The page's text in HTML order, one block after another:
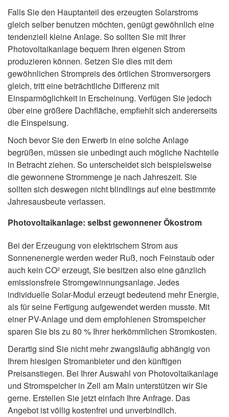
Falls Sie den Hauptanteil des erzeugten Solarstroms
gleich selber benutzen möchten, genügt gewöhnlich eine
tendenziell kleine Anlage. So sollten Sie mit Ihrer
Photovoltaikanlage bequem Ihren eigenen Strom
produzieren können. Setzen Sie dies mit dem
gewöhnlichen Strompreis des örtlichen Stromversorgers
gleich, tritt eine beträchtliche Differenz mit
Einsparmöglichkeit in Erscheinung. Verfügen Sie jedoch
über eine größere Dachfläche, empfiehlt sich andererseits
die Einspeisung.
Noch bevor Sie den Erwerb in eine solche Anlage
begrüßen, müssen sie unbedingt auch mögliche Nachteile
in Betracht ziehen. So unterscheidet sich beispielsweise
die gewonnene Strommenge je nach Jahreszeit. Sie
sollten sich deswegen nicht blindlings auf eine bestimmte
Jahresausbeute verlassen.
Photovoltaikanlage: selbst gewonnener Ökostrom
Bei der Erzeugung von elektrischem Strom aus
Sonnenenergie werden weder Ruß, noch Feinstaub oder
auch kein CO² erzeugt, Sie besitzen also eine gänzlich
emissionsfreie Stromgewinnungsanlage. Jedes
individuelle Solar-Modul erzeugt bedeutend mehr Energie,
als für seine Fertigung aufgewendet werden musste. Mit
einer PV-Anlage und dem empfohlenen Stromspeicher
sparen Sie bis zu 80 % Ihrer herkömmlichen Stromkosten.
Derartig sind Sie nicht mehr zwangsläufig abhängig von
Ihrem hiesigen Stromanbieter und den künftigen
Preisanstiegen. Bei Ihrer Auswahl von Photovoltaikanlage
und Stromspeicher in Zell am Main unterstützen wir Sie
gerne. Erstellen Sie jetzt einfach Ihre Anfrage. Das
Angebot ist völlig kostenfrei und unverbindlich.